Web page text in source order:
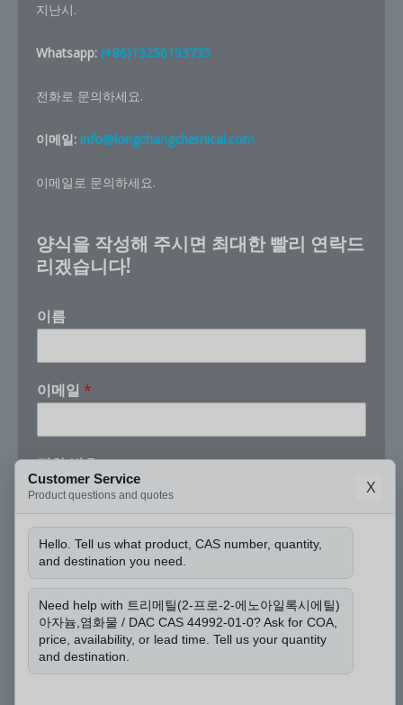
지난시.
Whatsapp: (+86)13256193735
전화로 문의하세요.
이메일: info@longchangchemical.com
이메일로 문의하세요.
양식을 작성해 주시면 최대한 빨리 연락드
리겠습니다!
이름
이메일 *
전
화
*
호
와
전화 번호
회사
CAS 번호와 필요한 수량을 알려주실 수 있나요?
Customer Service
Product questions and quotes
X
Hello. Tell us what product, CAS number, quantity,
and destination you need.
Need help with 트리메틸(2-프로-2-에노아일록시에틸)
아자늄,염화물 / DAC CAS 44992-01-0? Ask for COA,
price, availability, or lead time. Tell us your quantity
and destination.